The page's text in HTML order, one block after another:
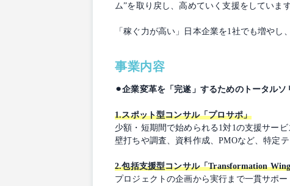
ム”を取り戻し、高めていく支援をしています
「稼ぐ力が高い」日本企業を1社でも増やし
事業内容
⚫︎企業変革を「完遂」するためのトータル
1.スポット型コンサル「プロサポ」
少額・短期間で始められる1対1の支援サービ
壁打ちや調査、資料作成、PMOなど、特定
2.包括支援型コンサル「Transformation
プロジェクトの企画から実行まで一貫サポー